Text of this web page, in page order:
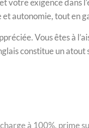
exigence dans
autonomie, tout en
Vous êtes à
constitue un atout
à 100%, prime